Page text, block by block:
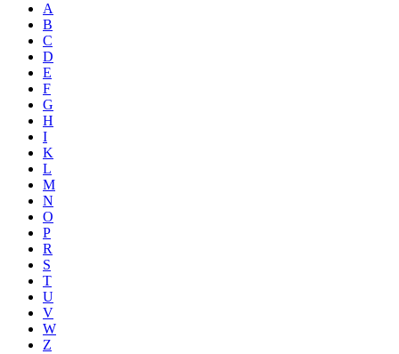
A
B
C
D
E
F
G
H
I
K
L
M
N
O
P
R
S
T
U
V
W
Z